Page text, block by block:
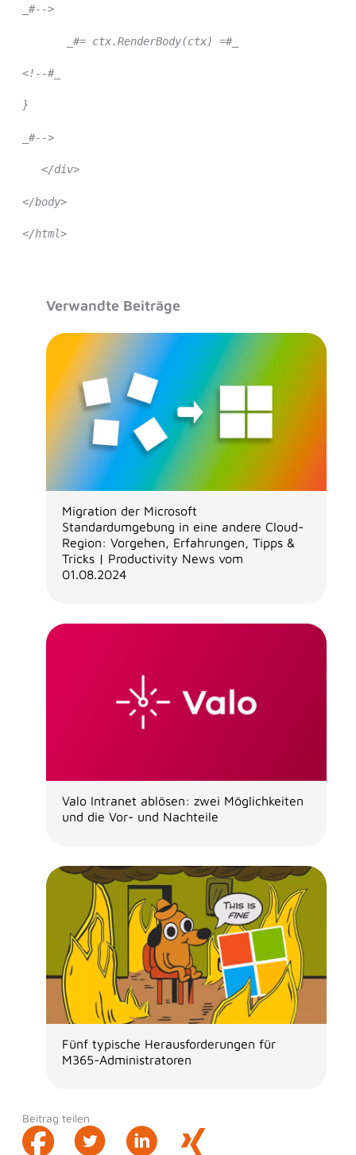
_#-->
_#= ctx.RenderBody(ctx) =#_
<!--#_
}
_#-->
</div>
</body>
</html>
Verwandte Beiträge
Migration der Microsoft
Standardumgebung in eine andere Cloud-
Region: Vorgehen, Erfahrungen, Tipps &
Tricks | Productivity News vom
01.08.2024
Valo Intranet ablösen: zwei Möglichkeiten
und die Vor- und Nachteile
Fünf typische Herausforderungen für
M365-Administratoren
Beitrag teilen